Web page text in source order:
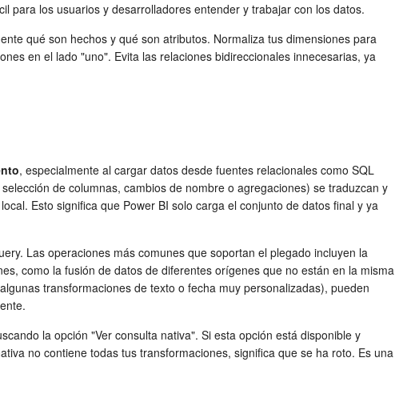
para los usuarios y desarrolladores entender y trabajar con los datos.
qué son hechos y qué son atributos. Normaliza tus dimensiones para
en el lado "uno". Evita las relaciones bidireccionales innecesarias, ya
, especialmente al cargar datos desde fuentes relacionales como SQL
de columnas, cambios de nombre o agregaciones) se traduzcan y
Esto significa que Power BI solo carga el conjunto de datos final y ya
Las operaciones más comunes que soportan el plegado incluyen la
como la fusión de datos de diferentes orígenes que no están en la misma
transformaciones de texto o fecha muy personalizadas), pueden
la opción "Ver consulta nativa". Si esta opción está disponible y
no contiene todas tus transformaciones, significa que se ha roto. Es una